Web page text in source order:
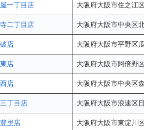
一丁目店 大阪府大阪市住之江
二丁目店 大阪府大阪市中央区
店 大阪府大阪市平野区
店 大阪府大阪市阿倍野
店 大阪府大阪市中央区
丁目店 大阪府大阪市浪速区
里店 大阪府大阪市東淀川